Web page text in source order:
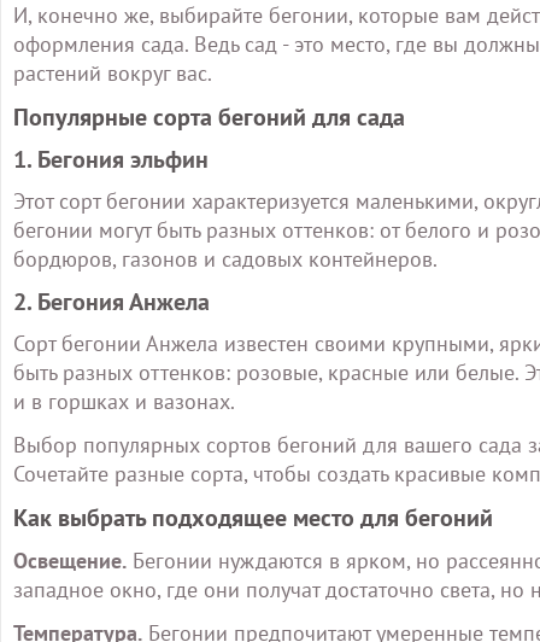
И, конечно же, выбирайте бегонии, которые вам
оформления сада. Ведь сад - это место, где вы
растений вокруг вас.
Популярные сорта бегоний для сада
1. Бегония эльфин
Этот сорт бегонии характеризуется маленькими,
бегонии могут быть разных оттенков: от белого и
бордюров, газонов и садовых контейнеров.
2. Бегония Анжела
Сорт бегонии Анжела известен своими крупными,
быть разных оттенков: розовые, красные или белые.
и в горшках и вазонах.
Выбор популярных сортов бегоний для вашего сада
Сочетайте разные сорта, чтобы создать красивые
Как выбрать подходящее место для бегоний
Освещение. Бегонии нуждаются в ярком, но
западное окно, где они получат достаточно света,
Температура. Бегонии предпочитают умеренные